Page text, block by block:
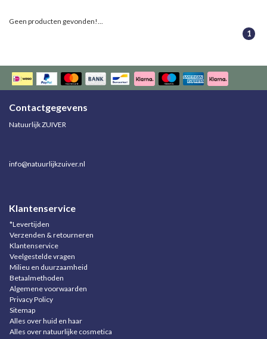
Geen producten gevonden!...
1
Contactgegevens
Natuurlijk ZUIVER
info@natuurlijkzuiver.nl
Klantenservice
*Levertijden
Verzenden & retourneren
Klantenservice
Veelgestelde vragen
Milieu en duurzaamheid
Betaalmethoden
Algemene voorwaarden
Privacy Policy
Sitemap
Alles over huid en haar
Alles over natuurlijke cosmetica